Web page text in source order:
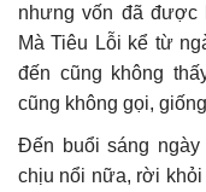
nhưng vốn đã được
Mà Tiêu Lỗi kể từ
đến cũng không
cũng không gọi,
Đến buổi sáng
chịu nổi nữa, rời